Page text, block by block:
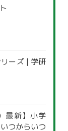
ーズ | 学研
最新】小学
つからいつ